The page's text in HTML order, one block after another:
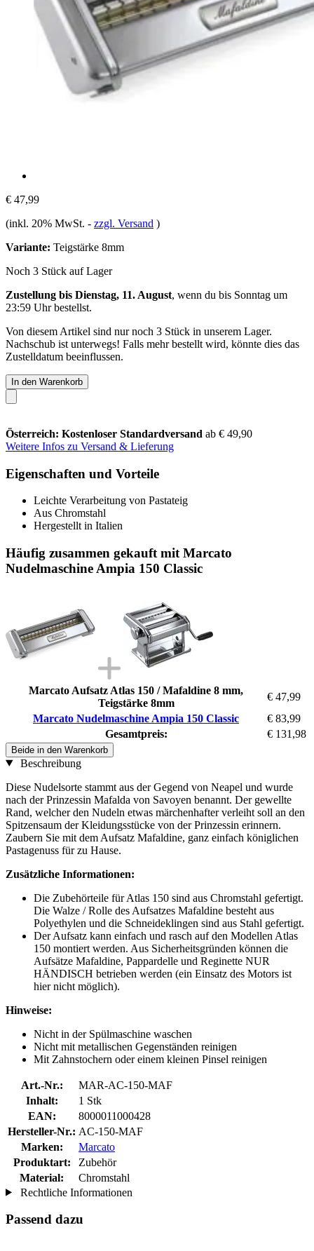
€ 47,99
(inkl. 20% MwSt. - zzgl. Versand )
Variante: Teigstärke 8mm
Noch 3 Stück auf Lager
Zustellung bis Dienstag, 11. August, wenn du bis Sonntag um
23:59 Uhrbestellst.
Von diesem Artikel sind nur noch 3 Stück in unserem Lager.
Nachschub ist unterwegs! Falls mehr bestellt wird, könnte dies das
Zustelldatum beeinflussen.
In den Warenkorb
Österreich: Kostenloser Standardversand ab € 49,90
Weitere Infos zu Versand & Lieferung
Eigenschaften und Vorteile
Leichte Verarbeitung von Pastateig
Aus Chromstahl
Hergestellt in Italien
Häufig zusammen gekauft mit Marcato
Nudelmaschine Ampia 150 Classic
Marcato Aufsatz Atlas 150 / Mafaldine 8 mm,
Teigstärke 8mm
€ 47,99
Marcato Nudelmaschine Ampia 150 Classic
€ 83,99
Gesamtpreis:
€ 131,98
Beide in den Warenkorb
Beschreibung
Diese Nudelsorte stammt aus der Gegend von Neapel und wurde
nach der Prinzessin Mafalda von Savoyen benannt. Der gewellte
Rand, welcher den Nudeln etwas märchenhafter verleiht soll an den
Spitzensaum der Kleidungsstücke von der Prinzessin erinnern.
Zaubern Sie mit dem Aufsatz Mafaldine, ganz einfach königlichen
Pastagenuss für zu Hause.
Zusätzliche Informationen:
Die Zubehörteile für Atlas 150 sind aus Chromstahl gefertigt.
Die Walze / Rolle des Aufsatzes Mafaldine besteht aus
Polyethylen und die Schneideklingen sind aus Stahl gefertigt.
Der Aufsatz kann einfach und rasch auf den Modellen Atlas
150 montiert werden. Aus Sicherheitsgründen können die
Aufsätze Mafaldine, Pappardelle und Reginette NUR
HÄNDISCH betrieben werden (ein Einsatz des Motors ist
hier nicht möglich).
Hinweise:
Nicht in der Spülmaschine waschen
Nicht mit metallischen Gegenständen reinigen
Mit Zahnstochern oder einem kleinen Pinsel reinigen
Art.-Nr.:
MAR-AC-150-MAF
Inhalt:
1 Stk
EAN:
8000011000428
Hersteller-Nr.: AC-150-MAF
Marken:
Marcato
Produktart:
Zubehör
Material:
Chromstahl
Rechtliche Informationen
Passend dazu